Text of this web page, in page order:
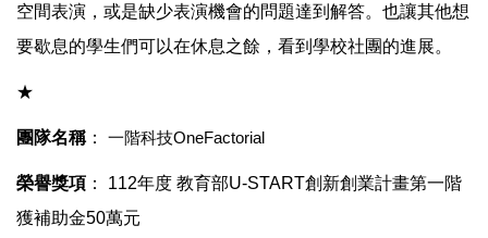
空間表演，或是缺少表演機會的問題達到解答。也讓其他想
要歇息的學生們可以在休息之餘，看到學校社團的進展。
★
團隊名稱： 一階科技OneFactorial
榮譽獎項 ： 112年度 教育部U-START創新創業計畫第一階
獲補助金50萬元